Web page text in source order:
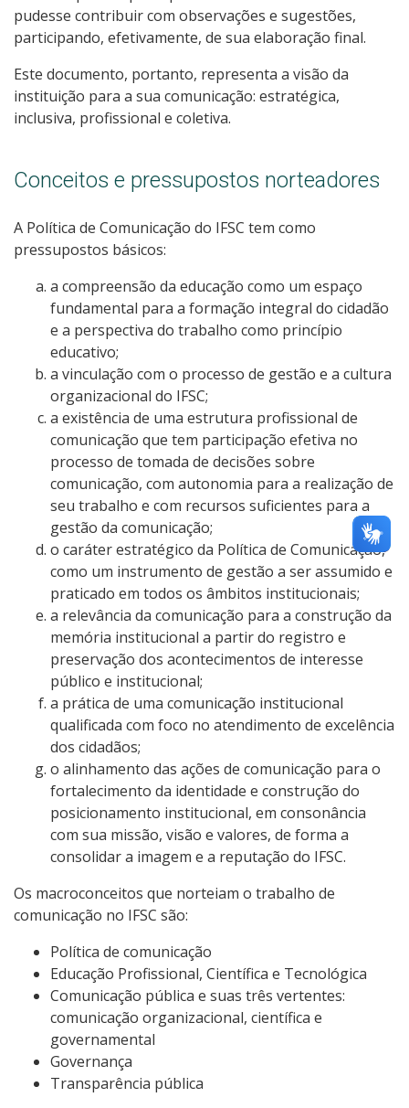
pudesse contribuir com observações e sugestões,
participando, efetivamente, de sua elaboração final.
Este documento, portanto, representa a visão da
instituição para a sua comunicação: estratégica,
inclusiva, profissional e coletiva.
Conceitos e pressupostos norteadores
A Política de Comunicação do IFSC tem como
pressupostos básicos:
a compreensão da educação como um espaço
fundamental para a formação integral do cidadão
e a perspectiva do trabalho como princípio
educativo;
a vinculação com o processo de gestão e a cultura
organizacional do IFSC;
a existência de uma estrutura profissional de
comunicação que tem participação efetiva no
processo de tomada de decisões sobre
comunicação, com autonomia para a realização de
seu trabalho e com recursos suficientes para a
gestão da comunicação;
o caráter estratégico da Política de Comunicação,
como um instrumento de gestão a ser assumido e
praticado em todos os âmbitos institucionais;
a relevância da comunicação para a construção da
memória institucional a partir do registro e
preservação dos acontecimentos de interesse
público e institucional;
a prática de uma comunicação institucional
qualificada com foco no atendimento de excelência
dos cidadãos;
o alinhamento das ações de comunicação para o
fortalecimento da identidade e construção do
posicionamento institucional, em consonância
com sua missão, visão e valores, de forma a
consolidar a imagem e a reputação do IFSC.
Os macroconceitos que norteiam o trabalho de
comunicação no IFSC são:
Política de comunicação
Educação Profissional, Científica e Tecnológica
Comunicação pública e suas três vertentes:
comunicação organizacional, científica e
governamental
Governança
Transparência pública